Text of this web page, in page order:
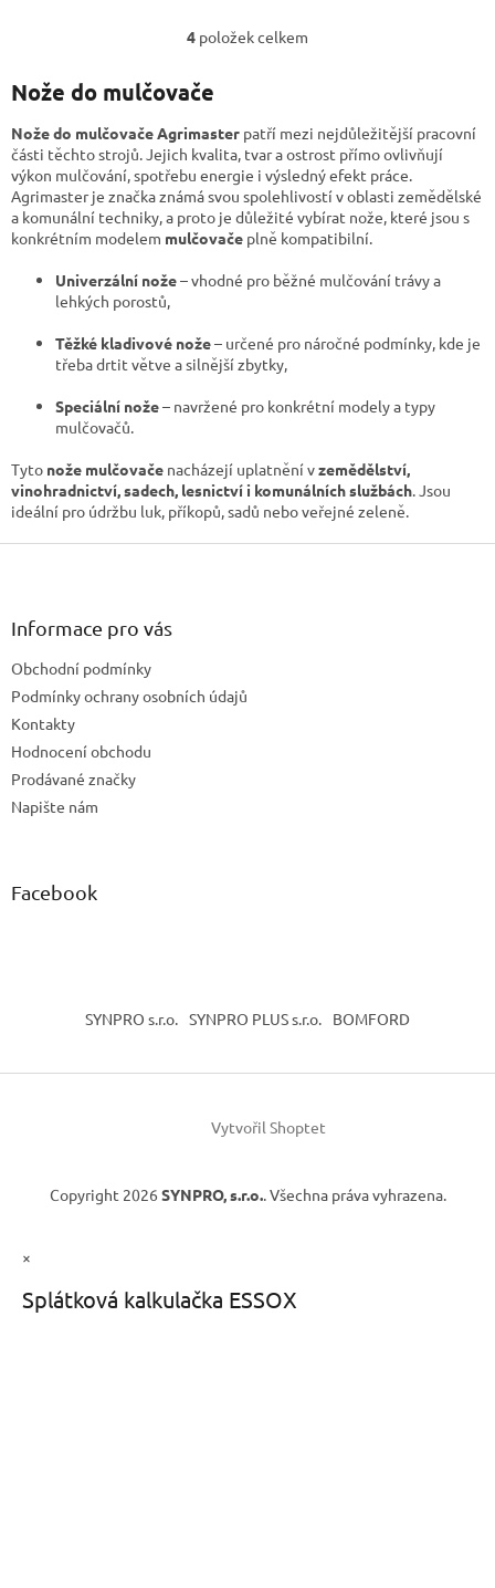
O
d
a
c
í
p
r
k
ý
p
s
4 položek celkem
Nože do mulčovače
Nože do mulčovače Agrimaster patří mezi nejdůležitější pracovní
části těchto strojů. Jejich kvalita, tvar a ostrost přímo ovlivňují
výkon mulčování, spotřebu energie i výsledný efekt práce.
Agrimaster je značka známá svou spolehlivostí v oblasti zemědělské
a komunální techniky, a proto je důležité vybírat nože, které jsou s
konkrétním modelem mulčovače plně kompatibilní.
Univerzální nože– vhodné pro běžné mulčování trávy a
lehkých porostů,
Těžké kladivové nože– určené pro náročné podmínky, kde je
třeba drtit větve a silnější zbytky,
Speciální nože– navržené pro konkrétní modely a typy
mulčovačů.
Tyto nože mulčovače nacházejí uplatnění vzemědělství,
vinohradnictví, sadech, lesnictví i komunálních službách. Jsou
ideální pro údržbu luk, příkopů, sadů nebo veřejné zeleně.
Z
Informace pro vás
Obchodní podmínky
Podmínky ochrany osobních údajů
Kontakty
Hodnocení obchodu
Prodávané značky
Napište nám
Facebook
SYNPRO s.r.o. SYNPRO PLUS s.r.o. BOMFORD
Vytvořil Shoptet
Copyright 2026 SYNPRO, s.r.o.. Všechna práva vyhrazena.
×
Splátková kalkulačka ESSOX